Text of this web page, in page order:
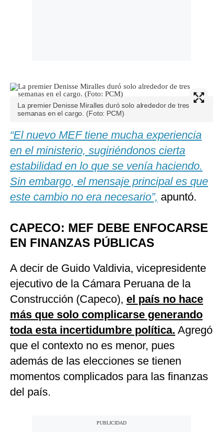
La premier Denisse Miralles duró solo alrededor de tres
semanas en el cargo. (Foto: PCM)
“El nuevo MEF tiene mucha experiencia
en el ministerio, sugiriéndonos cierta
estabilidad en lo que se venía haciendo.
Sin embargo, el mensaje principal es que
este cambio no era necesario”, apuntó.
CAPECO: MEF DEBE ENFOCARSE
EN FINANZAS PÚBLICAS
A decir de Guido Valdivia, vicepresidente
ejecutivo de la Cámara Peruana de la
Construcción (Capeco), el país no hace
más que solo complicarse generando
toda esta incertidumbre política. Agregó
que el contexto no es menor, pues
además de las elecciones se tienen
momentos complicados para las finanzas
del país.